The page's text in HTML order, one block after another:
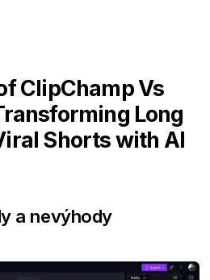
ClipChamp Vs
Long
Shorts with AI
a nevýhody